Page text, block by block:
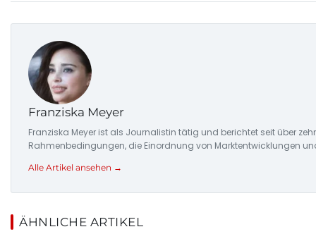
Franziska Meyer
Franziska Meyer ist als Journalistin tätig und berichtet seit über
Rahmenbedingungen, die Einordnung von Marktentwicklungen
Alle Artikel ansehen →
ÄHNLICHE ARTIKEL